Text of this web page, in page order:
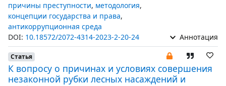
причины преступности, методология,
концепции государства и права,
антикоррупционная среда
DOI: 10.18572/2072-4314-2023-2-20-24 Аннотация
Статья
К вопросу о причинах и условиях совершения
незаконной рубки лесных насаждений и